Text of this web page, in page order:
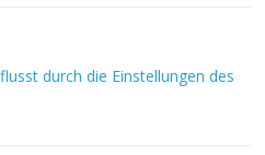
durch die Einstellungen des